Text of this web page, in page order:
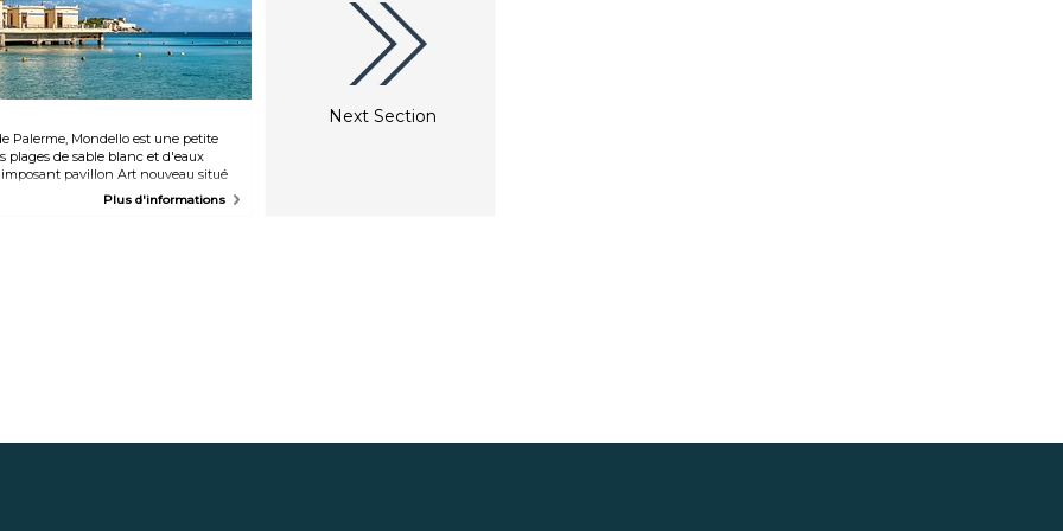
Palerme, Mondello est une petite
plages de sable blanc et d'eaux
pavillon Art nouveau situé
restaurants de fruits de mer
Plus d'informations
Next Section